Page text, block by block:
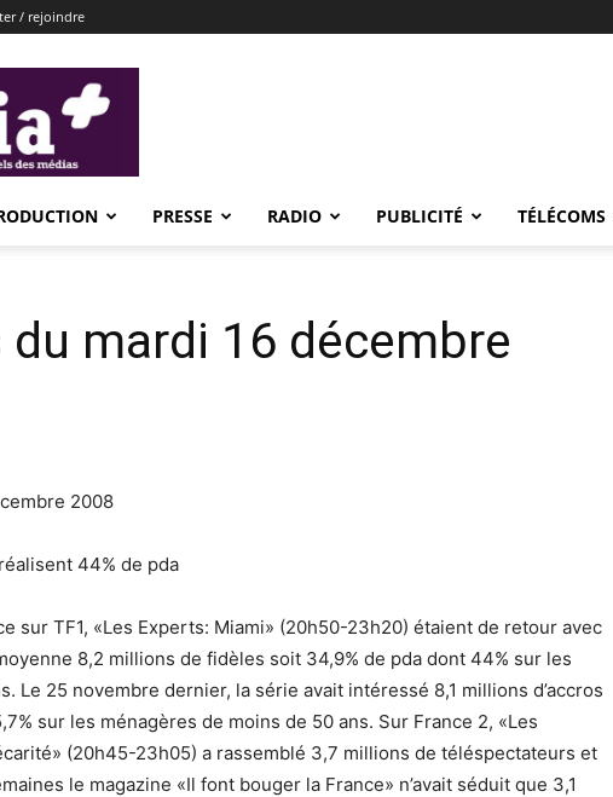
/ rejoindre
PRESSE RADIO PUBLICITÉ TÉLÉCOMS
mardi 16 décembre
2008
44% de pda
sur TF1, «Les Experts: Miami» (20h50-23h20) étaient de retour avec
8,2 millions de fidèles soit 34,9% de pda dont 44% sur les
Le 25 novembre dernier, la série avait intéressé 8,1 millions d’accros
sur les ménagères de moins de 50 ans. Sur France 2, «Les
(20h45-23h05) a rassemblé 3,7 millions de téléspectateurs et
le magazine «Il font bouger la France» n’avait séduit que 3,1